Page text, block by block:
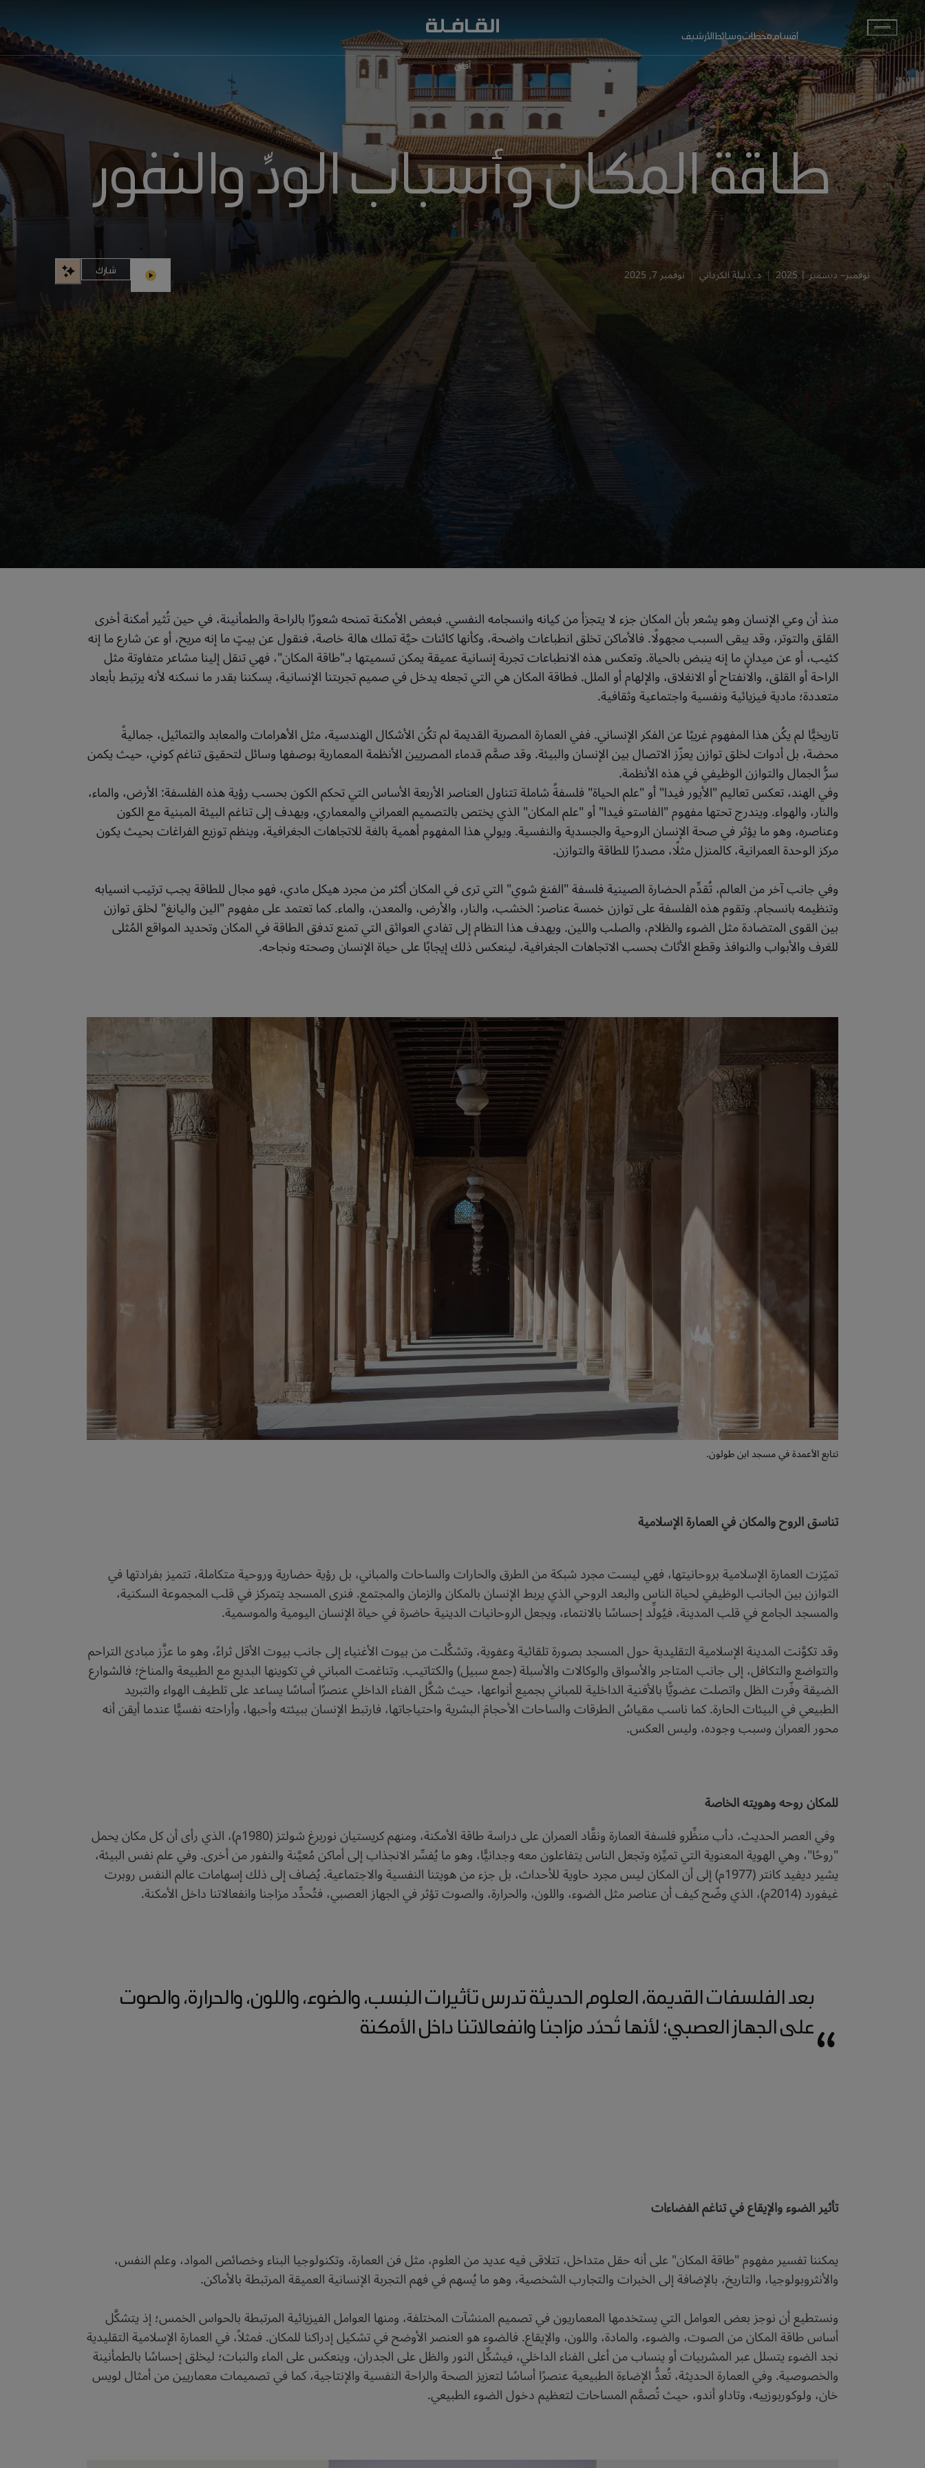
انتقل إلى المحتوى الرئيسي
أقساممحطاتوسائطالأرشيف
آفاق
طاقة المكان وأسباب الودِّ والنفور
نوفمبر– ديسمبر | 2025 د. دليلة الكرداني نوفمبر 7, 2025 شارك
منذ أن وعي الإنسان وهو يشعر بأن المكان جزء لا يتجزأ من كيانه وانسجامه النفسي. فبعض الأمكنة تمنحه شعورًا بالراحة والطمأنينة، في حين تُثير أمكنة أخرى
القلق والتوتر، وقد يبقى السبب مجهولًا. فالأماكن تخلق انطباعات واضحة، وكأنها كائنات حيَّة تملك هالة خاصة، فنقول عن بيتٍ ما إنه مريح، أو عن شارع ما إنه
كئيب، أو عن ميدانٍ ما إنه ينبض بالحياة. وتعكس هذه الانطباعات تجربة إنسانية عميقة يمكن تسميتها بـ"طاقة المكان"، فهي تنقل إلينا مشاعر متفاوتة مثل
الراحة أو القلق، والانفتاح أو الانغلاق، والإلهام أو الملل. فطاقة المكان هي التي تجعله يدخل في صميم تجربتنا الإنسانية، يسكننا بقدر ما نسكنه لأنه يرتبط بأبعاد
متعددة؛ مادية فيزيائية ونفسية واجتماعية وثقافية.
تاريخيًّا لم يكُن هذا المفهوم غريبًا عن الفكر الإنساني. ففي العمارة المصرية القديمة لم تكُن الأشكال الهندسية، مثل الأهرامات والمعابد والتماثيل، جماليةً
محضة، بل أدوات لخلق توازن يعزّز الاتصال بين الإنسان والبيئة. وقد صمَّم قدماء المصريين الأنظمة المعمارية بوصفها وسائل لتحقيق تناغم كوني، حيث يكمن
سرُّ الجمال والتوازن الوظيفي في هذه الأنظمة.
وفي الهند، تعكس تعاليم "الأيور فيدا" أو "علم الحياة" فلسفةً شاملة تتناول العناصر الأربعة الأساس التي تحكم الكون بحسب رؤية هذه الفلسفة: الأرض، والماء،
والنار، والهواء. ويندرج تحتها مفهوم "الفاستو فيدا" أو "علم المكان" الذي يختص بالتصميم العمراني والمعماري، ويهدف إلى تناغم البيئة المبنية مع الكون
وعناصره، وهو ما يؤثر في صحة الإنسان الروحية والجسدية والنفسية. ويولي هذا المفهوم أهمية بالغة للاتجاهات الجغرافية، وينظم توزيع الفراغات بحيث يكون
مركز الوحدة العمرانية، كالمنزل مثلًا، مصدرًا للطاقة والتوازن.
وفي جانب آخر من العالم، تُقدِّم الحضارة الصينية فلسفة "الفنغ شوي" التي ترى في المكان أكثر من مجرد هيكل مادي، فهو مجال للطاقة يجب ترتيب انسيابه
وتنظيمه بانسجام. وتقوم هذه الفلسفة على توازن خمسة عناصر: الخشب، والنار، والأرض، والمعدن، والماء. كما تعتمد على مفهوم "الين واليانغ" لخلق توازن
بين القوى المتضادة مثل الضوء والظلام، والصلب واللين. ويهدف هذا النظام إلى تفادي العوائق التي تمنع تدفق الطاقة في المكان وتحديد المواقع المُثلى
للغرف والأبواب والنوافذ وقطع الأثاث بحسب الاتجاهات الجغرافية، لينعكس ذلك إيجابًا على حياة الإنسان وصحته ونجاحه.
تتابع الأعمدة في مسجد ابن طولون.
تناسق الروح والمكان في العمارة الإسلامية
تميّزت العمارة الإسلامية بروحانيتها، فهي ليست مجرد شبكة من الطرق والحارات والساحات والمباني، بل رؤية حضارية وروحية متكاملة، تتميز بفرادتها في
التوازن بين الجانب الوظيفي لحياة الناس والبعد الروحي الذي يربط الإنسان بالمكان والزمان والمجتمع. فنرى المسجد يتمركز في قلب المجموعة السكنية،
والمسجد الجامع في قلب المدينة، فيُولِّد إحساسًا بالانتماء، ويجعل الروحانيات الدينية حاضرة في حياة الإنسان اليومية والموسمية.
وقد تكوَّنت المدينة الإسلامية التقليدية حول المسجد بصورة تلقائية وعفوية، وتشكَّلت من بيوت الأغنياء إلى جانب بيوت الأقل ثراءً، وهو ما عزَّز مبادئ التراحم
والتواضع والتكافل، إلى جانب المتاجر والأسواق والوكالات والأسبلة (جمع سبيل) والكتاتيب. وتناغمت المباني في تكوينها البديع مع الطبيعة والمناخ؛ فالشوارع
الضيقة وفّرت الظل واتصلت عضويًّا بالأفنية الداخلية للمباني بجميع أنواعها، حيث شكَّل الفناء الداخلي عنصرًا أساسًا يساعد على تلطيف الهواء والتبريد
الطبيعي في البيئات الحارة. كما ناسب مقياسُ الطرقات والساحات الأحجامَ البشرية واحتياجاتها، فارتبط الإنسان ببيئته وأحبها، وأراحته نفسيًّا عندما أيقن أنه
محور العمران وسبب وجوده، وليس العكس.
للمكان روحه وهويته الخاصة
وفي العصر الحديث، دأب منظِّرو فلسفة العمارة ونقَّاد العمران على دراسة طاقة الأمكنة، ومنهم كريستيان نوربرغ شولتز (1980م)، الذي رأى أن كل مكان يحمل
"روحًا"، وهي الهوية المعنوية التي تميِّزه وتجعل الناس يتفاعلون معه وجدانيًّا، وهو ما يُفسِّر الانجذاب إلى أماكن مُعيَّنة والنفور من أخرى. وفي علم نفس البيئة،
يشير ديفيد كانتر (1977م) إلى أن المكان ليس مجرد حاوية للأحداث، بل جزء من هويتنا النفسية والاجتماعية. يُضاف إلى ذلك إسهامات عالم النفس روبرت
غيفورد (2014م)، الذي وضّح كيف أن عناصر مثل الضوء، واللون، والحرارة، والصوت تؤثر في الجهاز العصبي، فتُحدِّد مزاجنا وانفعالاتنا داخل الأمكنة.
“
بعد الفلسفات القديمة، العلوم الحديثة تدرس تأثيرات النِسب، والضوء، واللون، والحرارة، والصوت
على الجهاز العصبي؛ لأنها تُحدِّد مزاجنا وانفعالاتنا داخل الأمكنة
تأثير الضوء والإيقاع في تناغم الفضاءات
يمكننا تفسير مفهوم "طاقة المكان" على أنه حقل متداخل، تتلاقى فيه عديد من العلوم، مثل فن العمارة، وتكنولوجيا البناء وخصائص المواد، وعلم النفس،
والأنثروبولوجيا، والتاريخ، بالإضافة إلى الخبرات والتجارب الشخصية، وهو ما يُسهم في فهم التجربة الإنسانية العميقة المرتبطة بالأماكن.
ونستطيع أن نوجز بعض العوامل التي يستخدمها المعماريون في تصميم المنشآت المختلفة، ومنها العوامل الفيزيائية المرتبطة بالحواس الخمس؛ إذ يتشكَّل
أساس طاقة المكان من الصوت، والضوء، والمادة، واللون، والإيقاع. فالضوء هو العنصر الأوضح في تشكيل إدراكنا للمكان. فمثلاً، في العمارة الإسلامية التقليدية
نجد الضوء يتسلل عبر المشربيات أو ينساب من أعلى الفناء الداخلي، فيشكِّل النور والظل على الجدران، وينعكس على الماء والنبات؛ ليخلق إحساسًا بالطمأنينة
والخصوصية. وفي العمارة الحديثة، تُعدُّ الإضاءة الطبيعية عنصرًا أساسًا لتعزيز الصحة والراحة النفسية والإنتاجية، كما في تصميمات معماريين من أمثال لويس
خان، ولوكوربوزييه، وتاداو أندو، حيث تُصمَّم المساحات لتعظيم دخول الضوء الطبيعي.